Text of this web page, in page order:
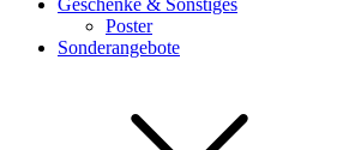
Geschenke & Sonstiges
Poster
Sonderangebote